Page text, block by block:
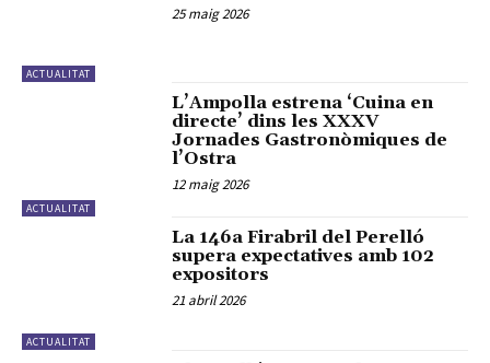
ACTUALITAT
25 maig 2026
ACTUALITAT
L’Ampolla estrena ‘Cuina en
directe’ dins les XXXV
Jornades Gastronòmiques de
l’Ostra
12 maig 2026
ACTUALITAT
La 146a Firabril del Perelló
supera expectatives amb 102
expositors
21 abril 2026